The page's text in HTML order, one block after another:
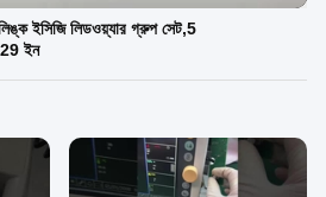
ইসিজি লিডওয়্যার গ্রুপ সেট,5
29 ইন